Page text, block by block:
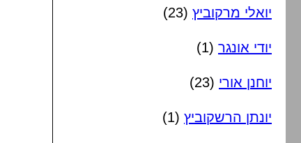
יואלי מרקוביץ (23)
יודי אונגר (1)
יוחנן אורי (23)
יונתן הרשקוביץ (1)